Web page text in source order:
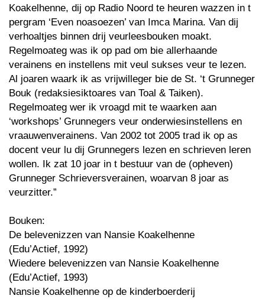
Koakelhenne, dij op Radio Noord te heuren wazzen in t
pergram ‘Even noasoezen’ van Imca Marina. Van dij
verhoaltjes binnen drij veurleesbouken moakt.
Regelmoateg was ik op pad om bie allerhaande
verainens en instellens mit veul sukses veur te lezen.
Al joaren waark ik as vrijwilleger bie de St. ‘t Grunneger
Bouk (redaksiesiktoares van Toal & Taiken).
Regelmoateg wer ik vroagd mit te waarken aan
‘workshops’ Grunnegers veur onderwiesinstellens en
vraauwenverainens. Van 2002 tot 2005 trad ik op as
docent veur lu dij Grunnegers lezen en schrieven leren
wollen. Ik zat 10 joar in t bestuur van de (opheven)
Grunneger Schrieversverainen, woarvan 8 joar as
veurzitter.”
Bouken:
De belevenizzen van Nansie Koakelhenne
(Edu’Actief, 1992)
Wiedere belevenizzen van Nansie Koakelhenne
(Edu’Actief, 1993)
Nansie Koakelhenne op de kinderboerderij